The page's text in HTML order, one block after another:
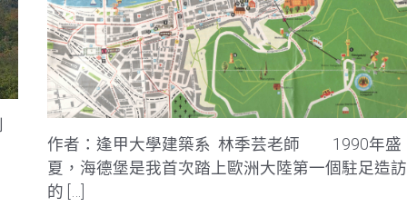
作者：逢甲大學建築系 林季芸老師 1990年盛
夏，海德堡是我首次踏上歐洲大陸第一個駐足造訪
的 […]